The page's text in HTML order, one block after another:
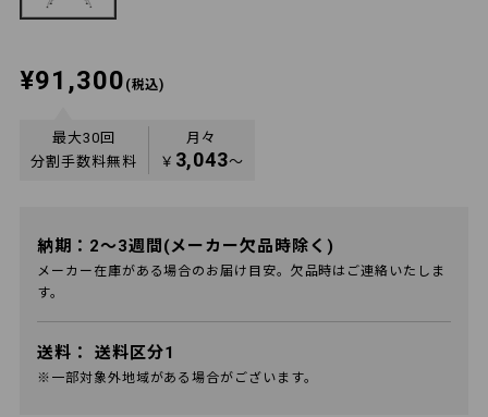
¥91,300 (税込)
最大30回
分割手数料無料
月々
￥ 3,043〜
納期：2～3週間(メーカー欠品時除く)
メーカー在庫がある場合のお届け目安。欠品時はご連絡いたしま
す。
送料： 送料区分1
※一部対象外地域がある場合がございます。